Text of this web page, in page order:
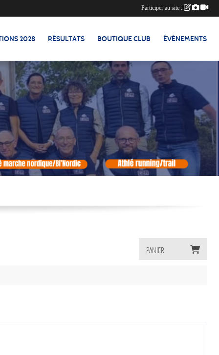
2028 RÉSULTATS BOUTIQUE CLUB ÉVÉNEMENTS
PANIER
Participer au site :